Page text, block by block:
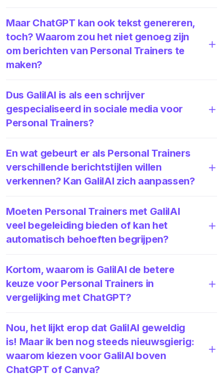
Maar ChatGPT kan ook tekst genereren,
toch? Waarom zou het niet genoeg zijn
om berichten van Personal Trainers te
maken?
Dus GalilAI is als een schrijver
gespecialiseerd in sociale media voor
Personal Trainers?
En wat gebeurt er als Personal Trainers
verschillende berichtstijlen willen
verkennen? Kan GalilAI zich aanpassen?
Moeten Personal Trainers met GalilAI
veel begeleiding bieden of kan het
automatisch behoeften begrijpen?
Kortom, waarom is GalilAI de betere
keuze voor Personal Trainers in
vergelijking met ChatGPT?
Nou, het lijkt erop dat GalilAI geweldig
is! Maar ik ben nog steeds nieuwsgierig:
waarom kiezen voor GalilAI boven
ChatGPT of Canva?